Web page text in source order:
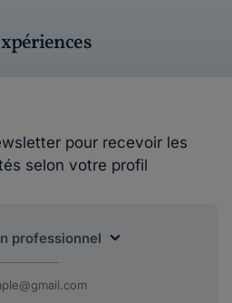
pour recevoir les
selon votre profil